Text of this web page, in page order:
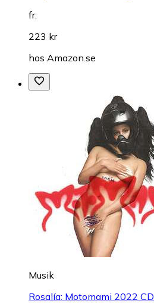
fr.
223 kr
hos Amazon.se
Musik
Rosalía: Motomami 2022 CD